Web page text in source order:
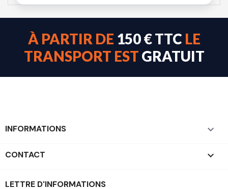
À PARTIR DE 150 € TTC LE
TRANSPORT EST GRATUIT
INFORMATIONS 
CONTACT keyboard_arrow_down
LETTRE D'INFORMATIONS